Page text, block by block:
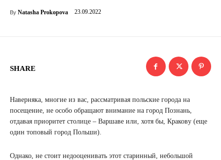
By Natasha Prokopova 23.09.2022
SHARE
Наверняка, многие из вас, рассматривая польские города на
посещение, не особо обращают внимание на город Познань,
отдавая приоритет столице – Варшаве или, хотя бы, Кракову (еще
один топовый город Польши).
Однако, не стоит недооценивать этот старинный, небольшой